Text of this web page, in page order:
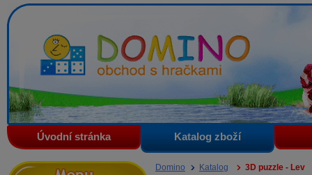
Domino - obchod s hračkami
Úvodní stránka Katalog zboží
Domino Katalog 3D puzzle - Lev
Menu